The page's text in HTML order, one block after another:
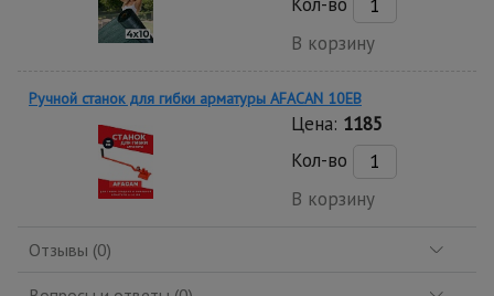
В корзину
Ручной станок для гибки арматуры AFACAN 10EB
Цена: 1185
Кол-во
В корзину
Отзывы (0)